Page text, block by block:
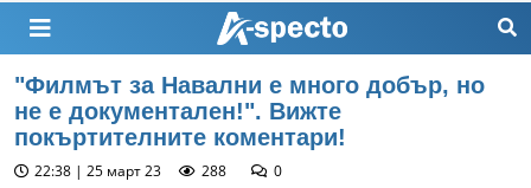
"Филмът за Навални е много добър, но
не е документален!". Вижте
покъртителните коментари!
22:38 | 25 март 23 288 0